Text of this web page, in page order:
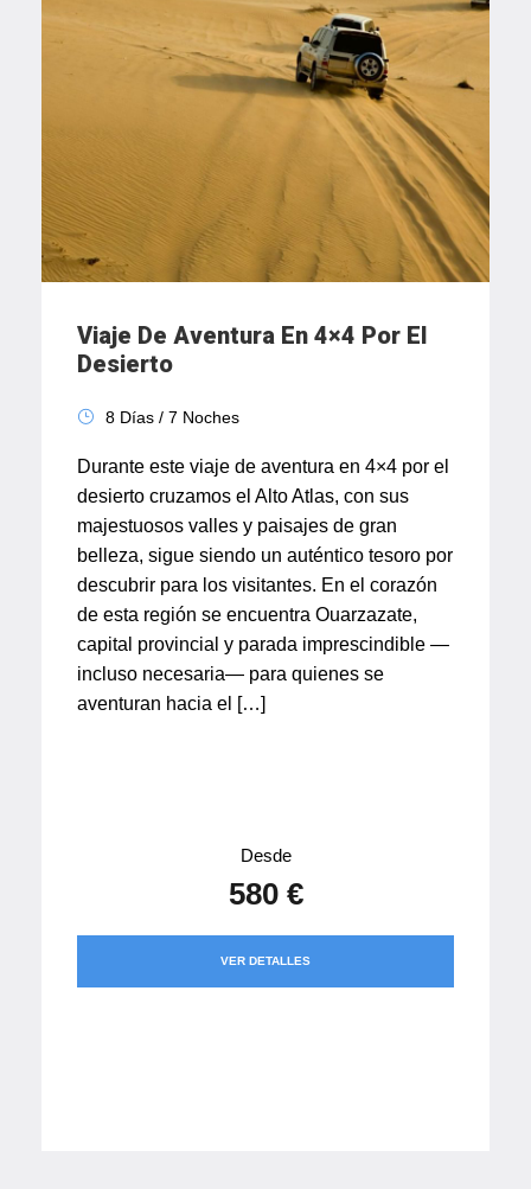
Viaje De Aventura En 4×4 Por El
Desierto
8 Días / 7 Noches
Durante este viaje de aventura en 4×4 por el
desierto cruzamos el Alto Atlas, con sus
majestuosos valles y paisajes de gran
belleza, sigue siendo un auténtico tesoro por
descubrir para los visitantes. En el corazón
de esta región se encuentra Ouarzazate,
capital provincial y parada imprescindible —
incluso necesaria— para quienes se
aventuran hacia el […]
Desde
580 €
VER DETALLES